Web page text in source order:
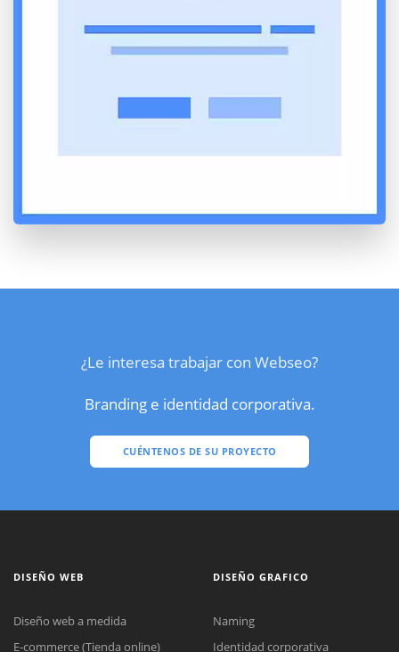
¿Le interesa trabajar con Webseo?
Branding e identidad corporativa.
CUÉNTENOS DE SU PROYECTO
DISEÑO WEB
Diseño web a medida
E-commerce (Tienda online)
DISEÑO GRAFICO
Naming
Identidad corporativa